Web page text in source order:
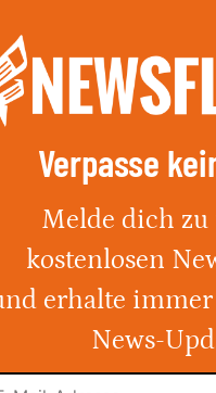
im
übernimmt ein
Scania den
Verpasse
Melde dich zu
kostenlosen
erhalte
News-